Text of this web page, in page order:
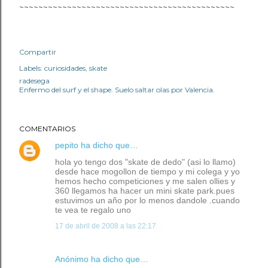
~~~~~~~~~~~~~~~~~~~~~~~~~~~~~~~~~~~~~~~~~~~~~
Compartir
Labels: curiosidades skate
radesega
Enfermo del surf y el shape. Suelo saltar olas por Valencia.
COMENTARIOS
pepito ha dicho que…
hola yo tengo dos "skate de dedo" (asi lo llamo)
desde hace mogollon de tiempo y mi colega y yo
hemos hecho competiciones y me salen ollies y
360 llegamos ha hacer un mini skate park.pues
estuvimos un año por lo menos dandole .cuando
te vea te regalo uno
17 de abril de 2008 a las 22:17
Anónimo ha dicho que…